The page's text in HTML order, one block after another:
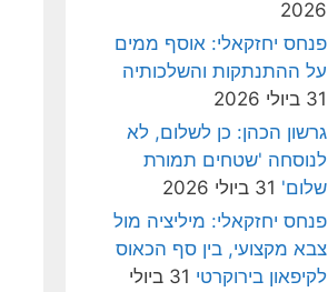
2026
פנחס יחזקאלי: אוסף ממים
על ההתנתקות והשלכותיה
31 ביולי 2026
גרשון הכהן: כן לשלום, לא
לנוסחה 'שטחים תמורת
שלום' 31 ביולי 2026
פנחס יחזקאלי: מיליציה מול
צבא מקצועי, בין סף הכאוס
לקיפאון בירוקרטי
31 ביולי